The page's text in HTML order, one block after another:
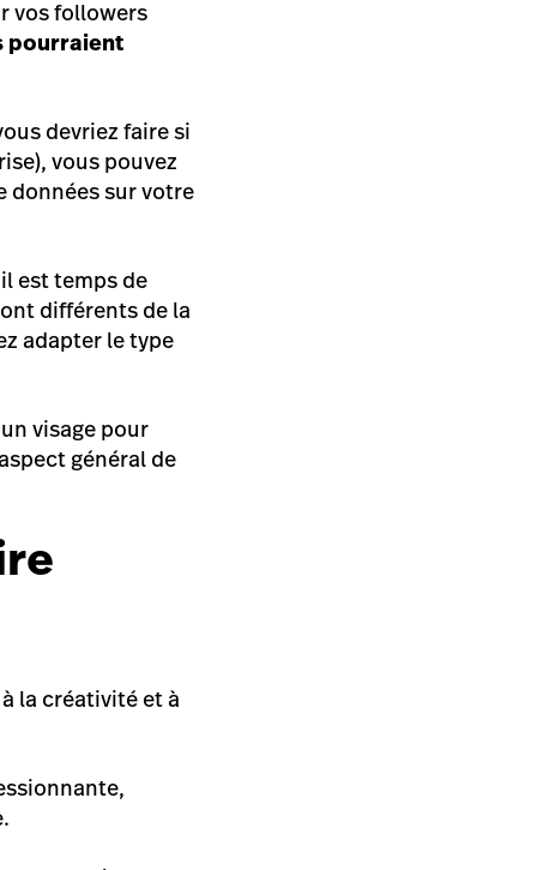
vos followers
pourraient
devriez faire si
vous pouvez
données sur votre
est temps de
différents de la
adapter le type
visage pour
général de
la créativité et à